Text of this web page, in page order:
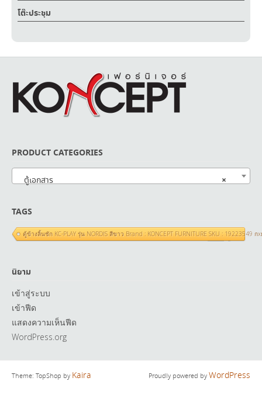
โต๊ะประชุม
PRODUCT CATEGORIES
×
ตู้เอกสาร
TAGS
ตู้ข้างลิ้นชัก KC-PLAY รุ่น NORDIS สีขาว Brand : KONCEPT FURNITURE SKU : 19223549 ก
นิยาม
เข้าสู่ระบบ
เข้าฟีด
แสดงความเห็นฟีด
WordPress.org
Theme: TopShop by Kaira Proudly powered byWordPress